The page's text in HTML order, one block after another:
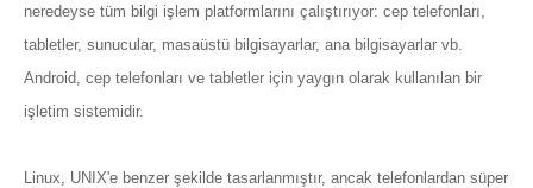
neredeyse tüm bilgi işlem platformlarını çalıştırıyor: cep telefonları,
tabletler, sunucular, masaüstü bilgisayarlar, ana bilgisayarlar vb.
Android, cep telefonları ve tabletler için yaygın olarak kullanılan bir
işletim sistemidir.
Linux, UNIX'e benzer şekilde tasarlanmıştır, ancak telefonlardan süper